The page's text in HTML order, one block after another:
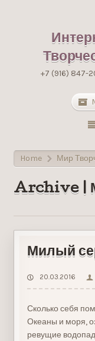
+7 (916)
Home > Мир
Archive |
Милый
20.03.2016
Сколько себя
Океаны и моря,
ревущие